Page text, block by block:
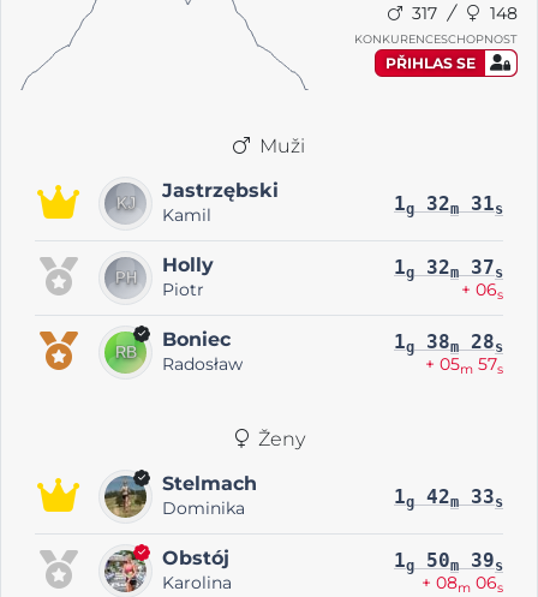
317 148
KONKURENCESCHOPNOST
PŘIHLAS SE
Muži
Jastrzębski
Kamil 1g 32m 31s
Holly
Piotr
1g 32m 37s
+ 06s
Boniec
Radosław
1g 38m 28s
+ 05m 57s
Ženy
Stelmach
Dominika 1g 42m 33s
Obstój
Karolina
1g 50m 39s
+ 08m 06s